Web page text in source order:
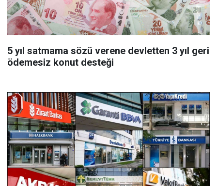
5 yıl satmama sözü verene devletten 3 yıl geri
ödemesiz konut desteği